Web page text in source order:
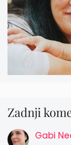
Zadnji
Gabi